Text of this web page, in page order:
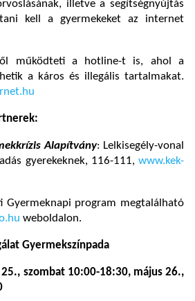
illetve a segítségnyújtás
kell a gyermekeket az internet
től működteti a hotline-t is, ahol a
a káros és illegális tartalmakat.
Alapítvány: Lelkisegély-vonal
gyerekeknek, 116-111, www.kek-
Gyermeknapi program megtalálható
weboldalon.
Gyermekszínpada
25., szombat 10:00-18:30, május 26.,